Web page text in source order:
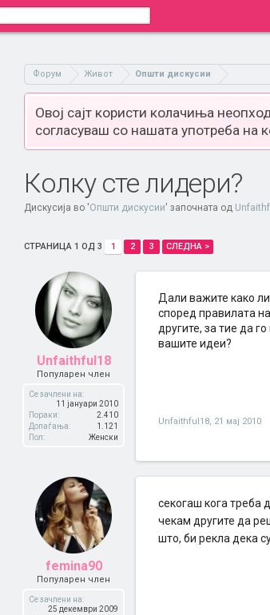
Форум Живот Општи дискусии
Овој сајт користи колачиња
согласуваш со нашата употреба на
Колку сте лидери?
Дискусија во 'Општи дискусии' започната од
СТРАНИЦА 1 ОД 3 1 2 3 СЛЕДНА >
Unfaithful18
Популарен член
Се зачлени на:
11 јануари 2010
Пораки:
2.410
Допаѓања:
1.121
Пол:
Женски
Дали важите како
според правилата
другите, за тие да
вашите идеи?
Unfaithful18, 21 мај 2010
femina90
Популарен член
Се зачлени на:
25 декември 2009
секогаш кога треба
чекам другите да
што, би рекла дека